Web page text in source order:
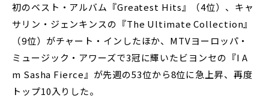
初のベスト・アルバム『Greatest Hits』（4位）、キャ
サリン・ジェンキンスの『The Ultimate Collection』
（9位）がチャート・インしたほか、MTVヨーロッパ・
ミュージック・アワーズで3冠に輝いたビヨンセの『I A
m Sasha Fierce』が先週の53位から8位に急上昇、再度
トップ10入りした。